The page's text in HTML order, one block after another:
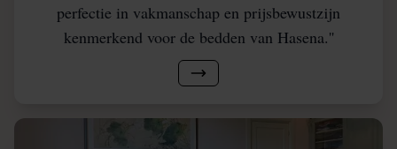
perfectie in vakmanschap en prijsbewustzijn
kenmerkend voor de bedden van Hasena.''